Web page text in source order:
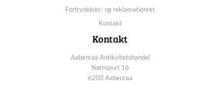
Fortrydelses- og reklamationret
Kontakt
Kontakt
Aabenraa Antikvitetshandel
Nørreport 16
6200 Aabenraa